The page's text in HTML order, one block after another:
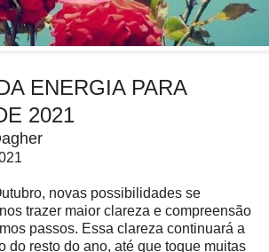
ENERGIA PARA
2021
novas possibilidades se
trazer maior clareza e compreensão
passos. Essa clareza continuará a
do resto do ano, até que toque muitas